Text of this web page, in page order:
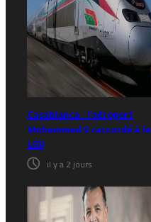
Casablanca : l’aéroport
Mohammed V raccordé à la
LGV
il y a 2 jours